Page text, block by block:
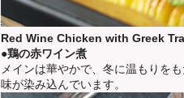
Red Wine Chicken with Greek
●鶏の赤ワイン煮
メインは華やかで、冬に温もりを
味が染み込んでいます。